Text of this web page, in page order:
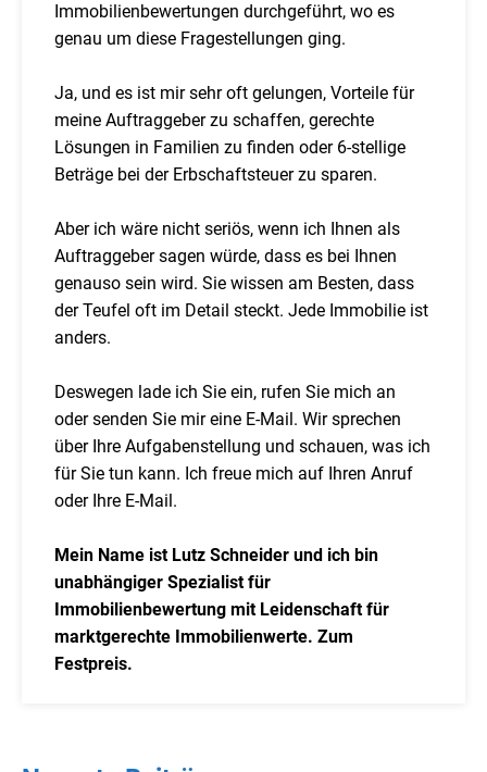
Immobilienbewertungen durchgeführt, wo es
genau um diese Fragestellungen ging.
Ja, und es ist mir sehr oft gelungen, Vorteile für
meine Auftraggeber zu schaffen, gerechte
Lösungen in Familien zu finden oder 6-stellige
Beträge bei der Erbschaftsteuer zu sparen.
Aber ich wäre nicht seriös, wenn ich Ihnen als
Auftraggeber sagen würde, dass es bei Ihnen
genauso sein wird. Sie wissen am Besten, dass
der Teufel oft im Detail steckt. Jede Immobilie ist
anders.
Deswegen lade ich Sie ein, rufen Sie mich an
oder senden Sie mir eine E-Mail. Wir sprechen
über Ihre Aufgabenstellung und schauen, was ich
für Sie tun kann. Ich freue mich auf Ihren Anruf
oder Ihre E-Mail.
Mein Name ist Lutz Schneider und ich bin
unabhängiger Spezialist für
Immobilienbewertung mit Leidenschaft für
marktgerechte Immobilienwerte. Zum
Festpreis.